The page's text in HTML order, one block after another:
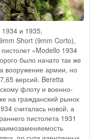
1934 и 1935,
Short (9mm Corto),
«Modello 1934
было начато так же
вооружение армии, но
версий. Beretta
флоту и военно-
на гражданский рынок
считалась новой, а
пистолета 1931